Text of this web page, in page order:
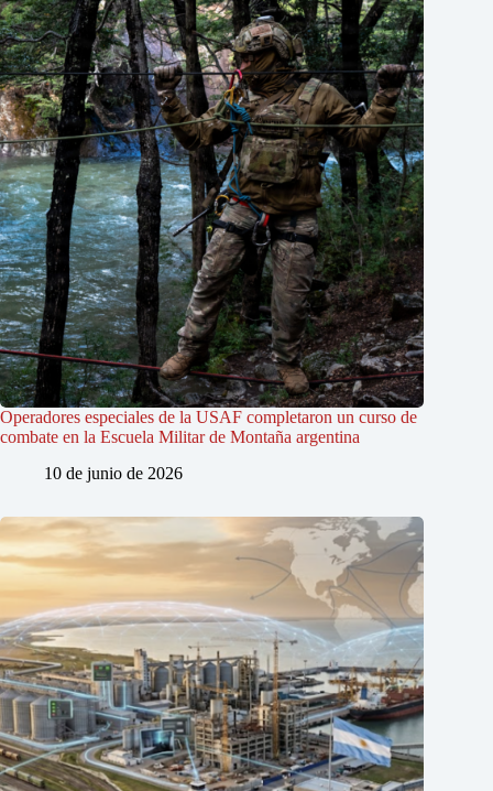
Operadores especiales de la USAF completaron un curso de
combate en la Escuela Militar de Montaña argentina
10 de junio de 2026